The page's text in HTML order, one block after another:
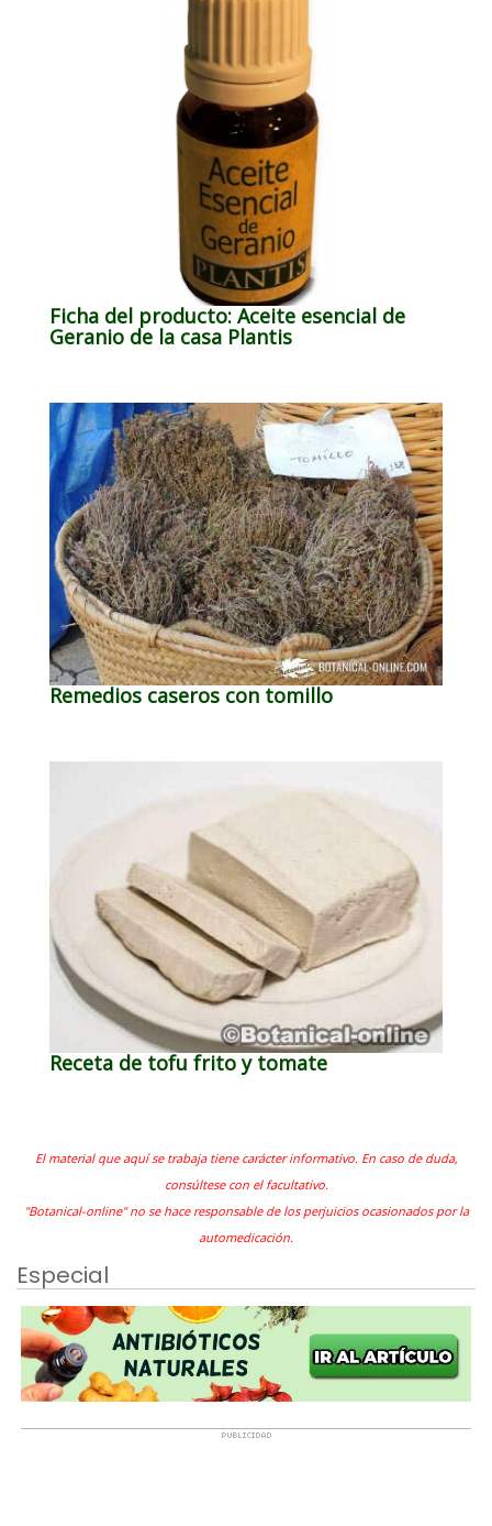
Ficha del producto: Aceite esencial de
Geranio de la casa Plantis
Remedios caseros con tomillo
Receta de tofu frito y tomate
El material que aquí se trabaja tiene carácter informativo. En caso de duda,
consúltese con el facultativo.
"Botanical-online" no se hace responsable de los perjuicios ocasionados por la
automedicación.
Especial